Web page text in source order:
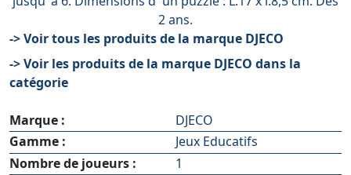
2 ans.
-> Voir tous les produits de la marque DJECO
-> Voir les produits de la marque DJECO dans la
catégorie
Marque :
DJECO
Gamme :
Jeux Educatifs
Nombre de joueurs :
1